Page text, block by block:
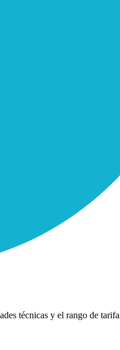
técnicas y el rango de